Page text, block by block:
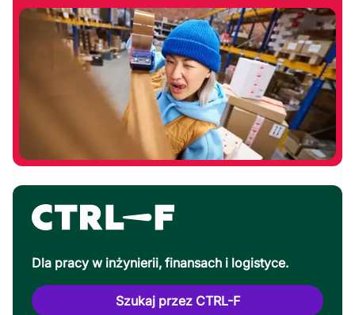
Dla pracy w inżynierii, finansach i logistyce.
Szukaj przez CTRL-F